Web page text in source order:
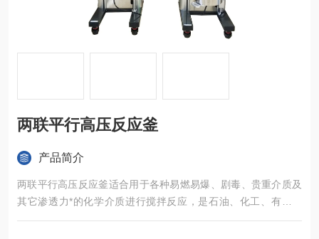
两联平行高压反应釜
产品简介
两联平行高压反应釜适合用于各种易燃易爆、剧毒、贵重介质及
其它渗透力*的化学介质进行搅拌反应，是石油、化工、有机合
成、高分子材料聚合、食品等工艺中进行硫化、氟化、氢化等反